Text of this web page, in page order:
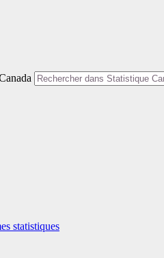
statistiques